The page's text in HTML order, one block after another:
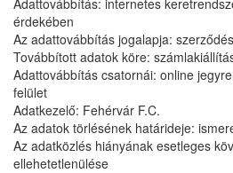
Adattovábbítás: internetes
érdekében
Az adattovábbítás jogalapja:
Továbbított adatok köre:
Adattovábbítás csatornái: online
felület
Adatkezelő: Fehérvár F.C.
Az adatok törlésének határideje:
Az adatközlés hiányának esetleges
ellehetetlenülése